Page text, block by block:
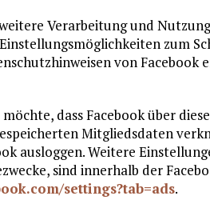
Verarbeitung und
zum
von Facebook
dass Facebook über
Mitgliedsdaten
ausloggen. Weitere
sind innerhalb der
settings?tab=ads.